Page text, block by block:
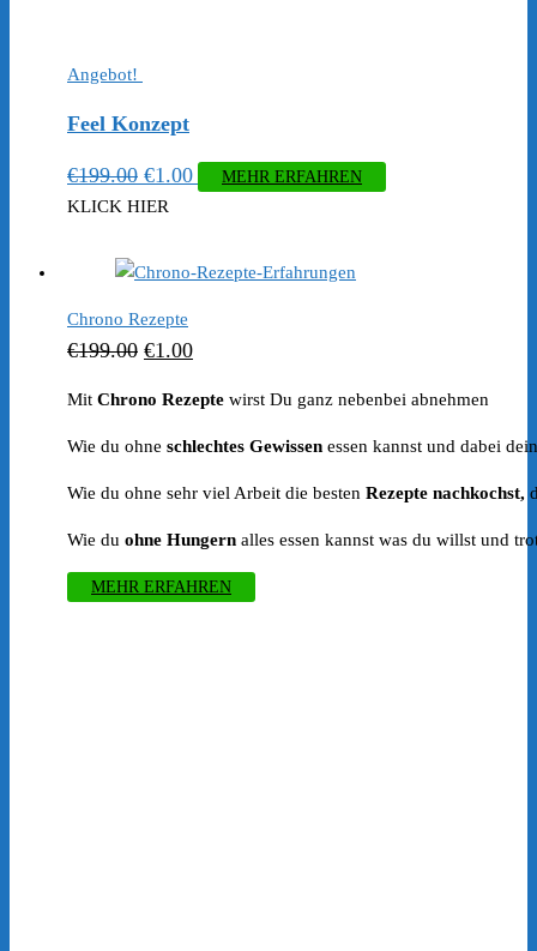
Angebot!
Feel Konzept
€199.00 Ursprünglicher
Preis
€199.00
€1.00Aktueller
€1.00.
MEHR ERFAHREN
KLICK HIER
Chrono Rezepte
€199.00 Ursprünglicher
€199.00
€1.00Aktueller
ist:
€1.00.
Mit Chrono Rezepte wirst Du ganz nebenbei abnehmen
Wie du ohne schlechtes Gewissen essen kannst und dabei
Wie du ohne sehr viel Arbeit die besten Rezepte nachkochst,
Wie du ohne Hungern alles essen kannst was du willst und
MEHR ERFAHREN